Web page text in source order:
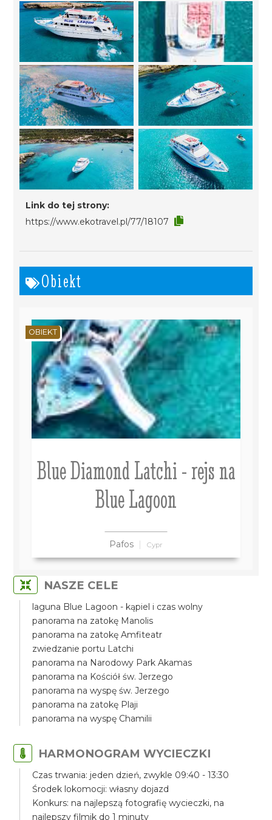
Link do tej strony:
https://www.ekotravel.pl/77/18107
Obiekt
Blue Diamond Latchi - rejs na
Blue Lagoon
Pafos Cypr
OBIEKT
NASZE CELE
laguna Blue Lagoon - kąpiel i czas wolny
panorama na zatokę Manolis
panorama na zatokę Amfiteatr
zwiedzanie portu Latchi
panorama na Narodowy Park Akamas
panorama na Kościół św. Jerzego
panorama na wyspę św. Jerzego
panorama na zatokę Plaji
panorama na wyspę Chamilii
HARMONOGRAM WYCIECZKI
Czas trwania: jeden dzień, zwykle 09:40 - 13:30
Środek lokomocji: własny dojazd
Konkurs: na najlepszą fotografię wycieczki, na
najlepszy filmik do 1 minuty